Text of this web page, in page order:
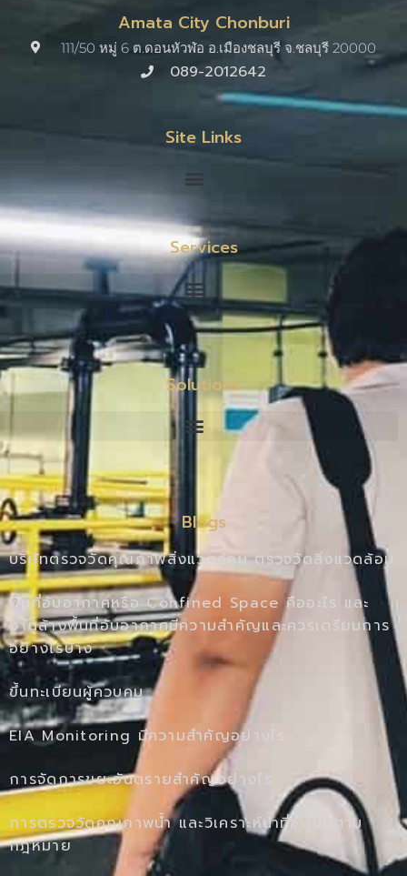
Amata City Chonburi
111/50 หมู่ 6 ต.ดอนหัวฬ่อ อ.เมืองชลบุรี จ.ชลบุรี 20000​
089-2012642
Site Links
Services
Solutions
Blogs
บริษัทตรวจวัดคุณภาพสิ่งแวดล้อม ตรวจวัดสิ่งแวดล้อม
พื้นที่อับอากาศหรือ Confined Space คืออะไร และ
งานล้างพื้นที่อับอากาศมีความสำคัญและควรเตรียมการ
อย่างไรบ้าง
ขึ้นทะเบียนผู้ควบคุม
EIA Monitoring มีความสำคัญอย่างไร
การจัดการขยะอันตรายสำคัญอย่างไร
การตรวจวัดคุณภาพน้ำ และวิเคราะห์น้ำที่จำเป็นตาม
กฎหมาย